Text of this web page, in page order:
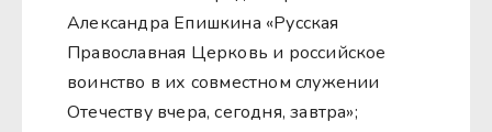
Александра Епишкина «Русская
Православная Церковь и российское
воинство в их совместном служении
Отечеству вчера, сегодня, завтра»;